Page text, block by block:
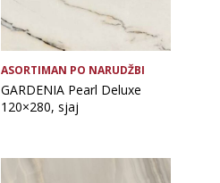
ASORTIMAN PO NARUDŽBI
GARDENIA Pearl Deluxe
120×280, sjaj